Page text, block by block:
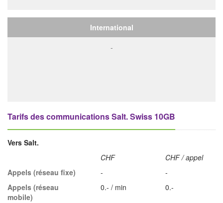
International
-
Tarifs des communications Salt. Swiss 10GB
Vers Salt.
CHF
CHF / appel
Appels (réseau fixe)
-
-
Appels (réseau
mobile)
0.- / min 0.-